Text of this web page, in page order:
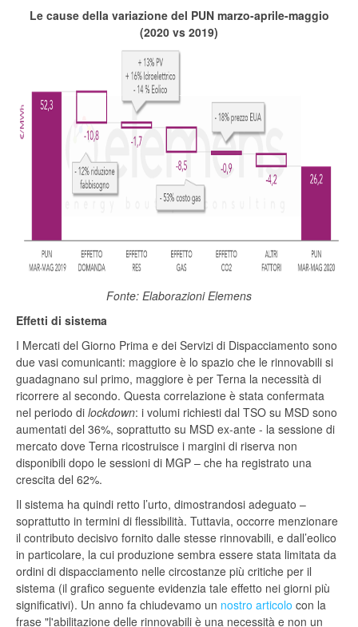
Le cause della variazione del PUN marzo-aprile-maggio
(2020 vs 2019)
Fonte: Elaborazioni Elemens
Effetti di sistema
I Mercati del Giorno Prima e dei Servizi di Dispacciamento sono
due vasi comunicanti: maggiore è lo spazio che le rinnovabili si
guadagnano sul primo, maggiore è per Terna la necessità di
ricorrere al secondo. Questa correlazione è stata confermata
nel periodo di lockdown: i volumi richiesti dal TSO su MSD sono
aumentati del 36%, soprattutto su MSD ex-ante - la sessione di
mercato dove Terna ricostruisce i margini di riserva non
disponibili dopo le sessioni di MGP – che ha registrato una
crescita del 62%.
Il sistema ha quindi retto l’urto, dimostrandosi adeguato –
soprattutto in termini di flessibilità. Tuttavia, occorre menzionare
il contributo decisivo fornito dalle stesse rinnovabili, e dall’eolico
in particolare, la cui produzione sembra essere stata limitata da
ordini di dispacciamento nelle circostanze più critiche per il
sistema (il grafico seguente evidenzia tale effetto nei giorni più
significativi). Un anno fa chiudevamo un nostro articolo con la
frase "l'abilitazione delle rinnovabili è una necessità e non un